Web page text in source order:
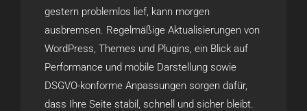
gestern problemlos lief, kann morgen
ausbremsen. Regelmäßige Aktualisierungen von
WordPress, Themes und Plugins, ein Blick auf
Performance und mobile Darstellung sowie
DSGVO-konforme Anpassungen sorgen dafür,
dass Ihre Seite stabil, schnell und sicher bleibt.